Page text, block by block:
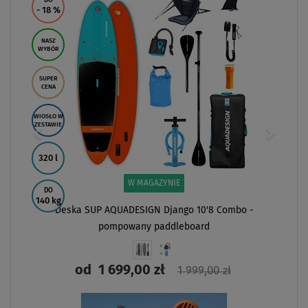
- 18 %
NASZ
WYBÓR
SUPER
CENA
WIOSŁO W
ZESTAWIE
320 l
DO
140 kg
W MAGAZYNIE
Deska SUP AQUADESIGN Django 10'8 Combo -
pompowany paddleboard
od 1 699,00 zł 1 999,00 zł